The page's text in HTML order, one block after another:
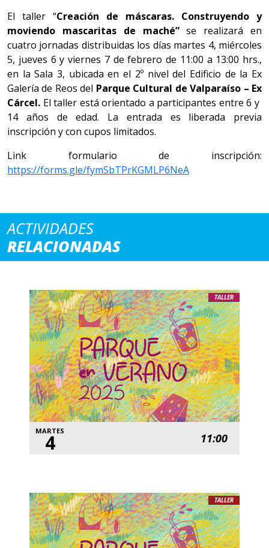
El taller “Creación de máscaras. Construyendo y
moviendo mascaritas de maché”se realizará en
cuatro jornadas distribuidas los días martes 4, miércoles
5, jueves 6 y viernes 7 de febrero de 11:00 a 13:00 hrs.,
en la Sala 3, ubicada en el 2º nivel del Edificio de la Ex
Galería de Reos del Parque Cultural de Valparaíso – Ex
Cárcel. El taller está orientado a participantes entre 6 y
14 años de edad. La entrada es liberada previa
inscripción y con cupos limitados.
Link formulario de inscripción:
https://forms.gle/fymSbTPrKGMLP6NeA
ACTIVIDADES
RELACIONADAS
TALLER
MARTES
4 11:00
TALLER